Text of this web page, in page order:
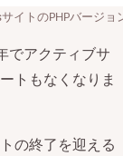
イトのPHPバージョ
でアクティブサ
トもなくなりま
の終了を迎える